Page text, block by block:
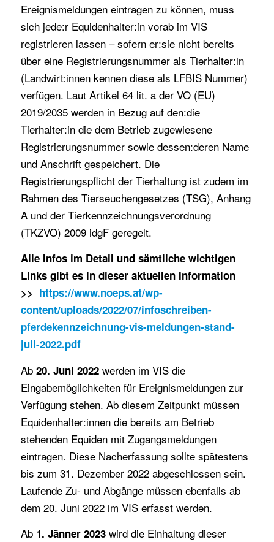
Ereignismeldungen eintragen zu können, muss
sich jede:r Equidenhalter:in vorab im VIS
registrieren lassen – sofern er:sie nicht bereits
über eine Registrierungsnummer als Tierhalter:in
(Landwirt:innen kennen diese als LFBIS Nummer)
verfügen. Laut Artikel 64 lit. a der VO (EU)
2019/2035 werden in Bezug auf den:die
Tierhalter:in die dem Betrieb zugewiesene
Registrierungsnummer sowie dessen:deren Name
und Anschrift gespeichert. Die
Registrierungspflicht der Tierhaltung ist zudem im
Rahmen des Tierseuchengesetzes (TSG), Anhang
A und der Tierkennzeichnungsverordnung
(TKZVO) 2009 idgF geregelt.
Alle Infos im Detail und sämtliche wichtigen
Links gibt es in dieser aktuellen Information
>> https://www.noeps.at/wp-
content/uploads/2022/07/infoschreiben-
pferdekennzeichnung-vis-meldungen-stand-
juli-2022.pdf
Ab 20. Juni 2022werden im VIS die
Eingabemöglichkeiten für Ereignismeldungen zur
Verfügung stehen. Ab diesem Zeitpunkt müssen
Equidenhalter:innen die bereits am Betrieb
stehenden Equiden mit Zugangsmeldungen
eintragen. Diese Nacherfassung sollte spätestens
bis zum 31. Dezember 2022 abgeschlossen sein.
Laufende Zu- und Abgänge müssen ebenfalls ab
dem 20. Juni 2022 im VIS erfasst werden.
Ab 1. Jänner 2023wird die Einhaltung dieser